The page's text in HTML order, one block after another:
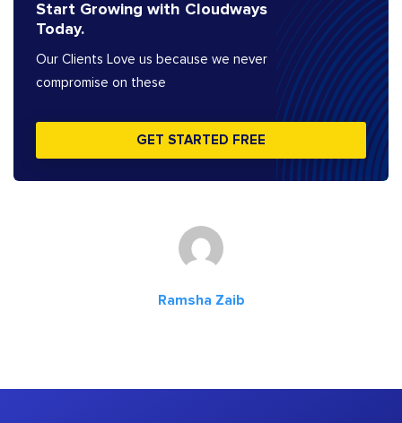
Start Growing with Cloudways
Today.
Our Clients Love us because we never
compromise on these
GET STARTED FREE
Ramsha Zaib